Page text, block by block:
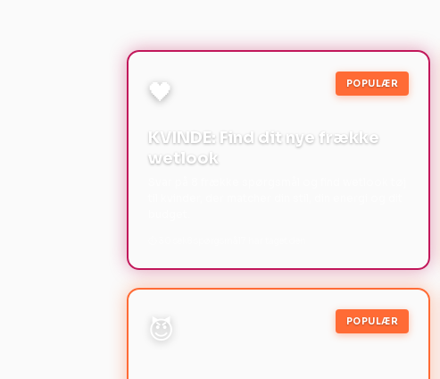
🖤 POPULÆR
KVINDE: Find dit nye frække
wetlook
😈 POPULÆR